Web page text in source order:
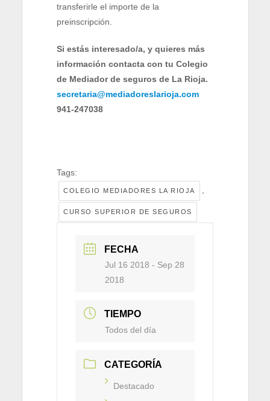
transferirle el importe de la
preinscripción.
Si estás interesado/a, y quieres más
información contacta con tu Colegio
de Mediador de seguros de La Rioja.
secretaria@mediadoreslarioja.com
941-247038
Tags:
COLEGIO MEDIADORES LA RIOJA
CURSO SUPERIOR DE SEGUROS
FECHA
Jul 16 2018 - Sep 28
2018
TIEMPO
Todos del día
CATEGORÍA
Destacado